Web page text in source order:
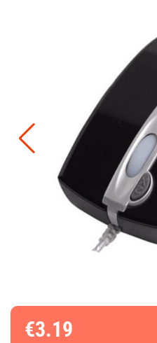
€3.19